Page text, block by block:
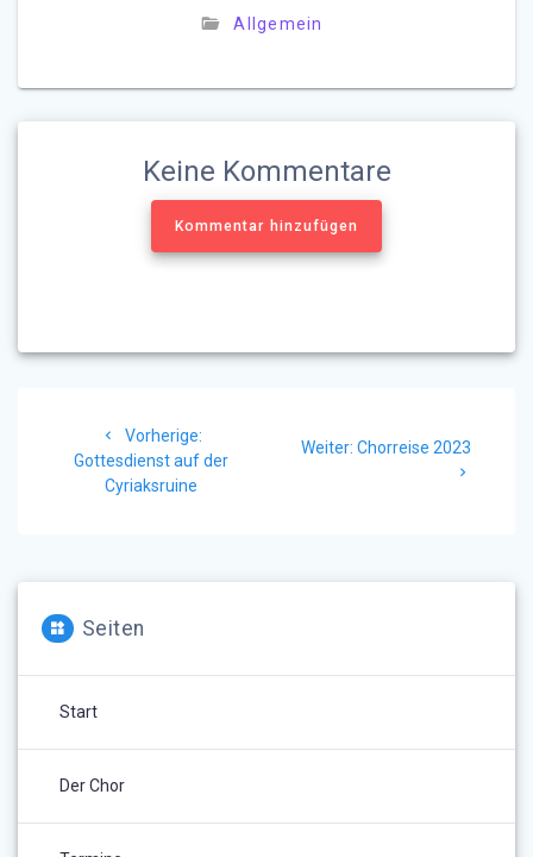
k
Allgemein
Keine Kommentare
Kommentar hinzufügen
Vorherige:
Beitrag:
Gottesdienst auf der
Cyriaksruine
Weiter: Nächster
Chorreise 2023
Seiten
Start
Der Chor